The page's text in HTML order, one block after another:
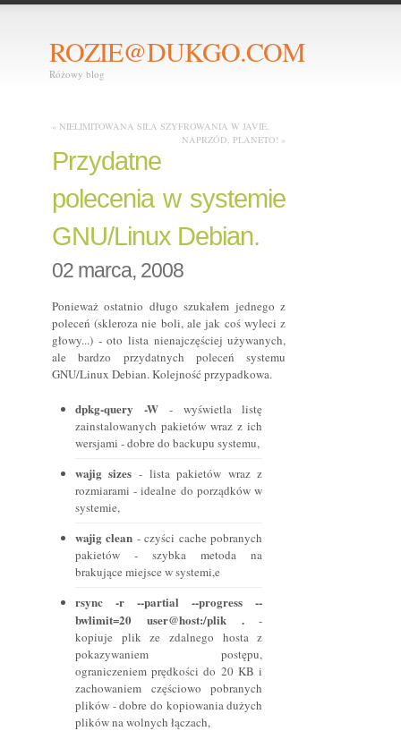
ROZIE@DUKGO.COM
Różowy blog
« NIELIMITOWANA SIŁA SZYFROWANIA W JAVIE.
NAPRZÓD, PLANETO! »
Przydatne
polecenia w systemie
GNU/Linux Debian.
02 marca, 2008
Ponieważ ostatnio długo szukałem jednego z
poleceń (skleroza nie boli, ale jak coś wyleci z
głowy...) - oto lista nienajczęściej używanych,
ale bardzo przydatnych poleceń systemu
GNU/Linux Debian. Kolejność przypadkowa.
dpkg-query -W- wyświetla listę
zainstalowanych pakietów wraz z ich
wersjami - dobre do backupu systemu,
wajig sizes - lista pakietów wraz z
rozmiarami - idealne do porządków w
systemie,
wajig clean - czyści cache pobranych
pakietów - szybka metoda na
brakujące miejsce w systemi,e
rsync -r --partial --progress --
bwlimit=20 user@host:/plik .-
kopiuje plik ze zdalnego hosta z
pokazywaniem postępu,
ograniczeniem prędkości do 20 KB i
zachowaniem częściowo pobranych
plików - dobre do kopiowania dużych
plików na wolnych łączach,